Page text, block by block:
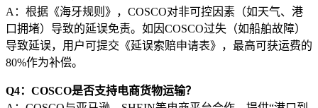
A：根据《海牙规则》，COSCO对非可控因素（如天气、港
口拥堵）导致的延误免责。如因COSCO过失（如船舶故障）
导致延误，用户可提交《延误索赔申请表》，最高可获运费的
80%作为补偿。
Q4：COSCO是否支持电商货物运输？